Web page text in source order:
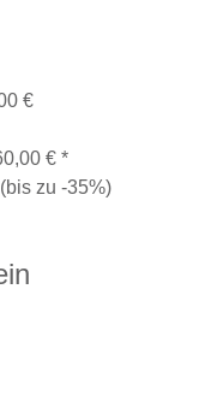
€
€ *
zu -35%)